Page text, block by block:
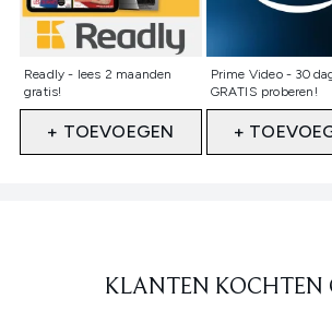
Readly - lees 2 maanden
gratis!
Niet geselecteerd
+ TOEVOEGEN
Prime Video - 30
GRATIS proberen!
Niet
+
KLANTEN KOCHTEN